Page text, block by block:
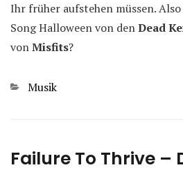
Ihr früher aufstehen müssen.
Song Halloween von denDead
vonMisfits?
Kategorien
Musik
Failure To Thrive –